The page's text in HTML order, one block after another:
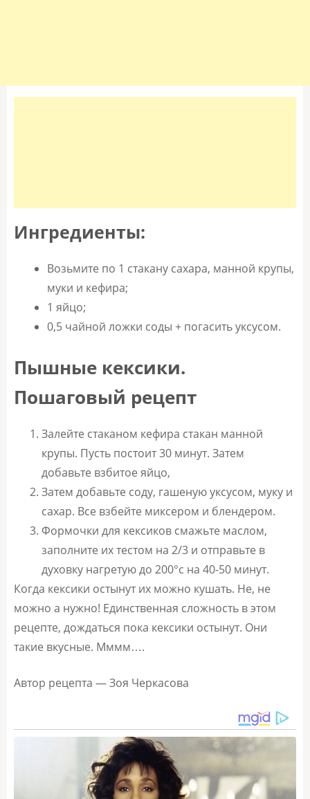
Ингредиенты:
Возьмите по 1 стакану сахара, манной крупы,
муки и кефира;
1 яйцо;
0,5 чайной ложки соды + погасить уксусом.
Пышные кексики.
Пошаговый рецепт
Залейте стаканом кефира стакан манной
крупы. Пусть постоит 30 минут. Затем
добавьте взбитое яйцо,
Затем добавьте соду, гашеную уксусом, муку и
сахар. Все взбейте миксером и блендером.
Формочки для кексиков смажьте маслом,
заполните их тестом на 2/3 и отправьте в
духовку нагретую до 200°с на 40-50 минут.
Когда кексики остынут их можно кушать. Не, не
можно а нужно! Единственная сложность в этом
рецепте, дождаться пока кексики остынут. Они
такие вкусные. Мммм….
Автор рецепта — Зоя Черкасова